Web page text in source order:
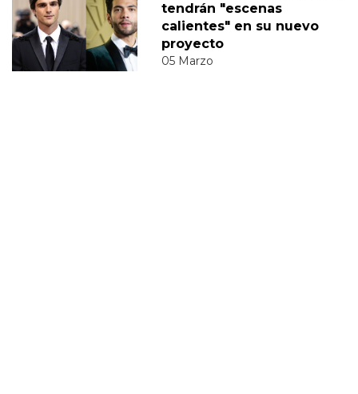
tendrán "escenas
calientes" en su nuevo
proyecto
05 Marzo